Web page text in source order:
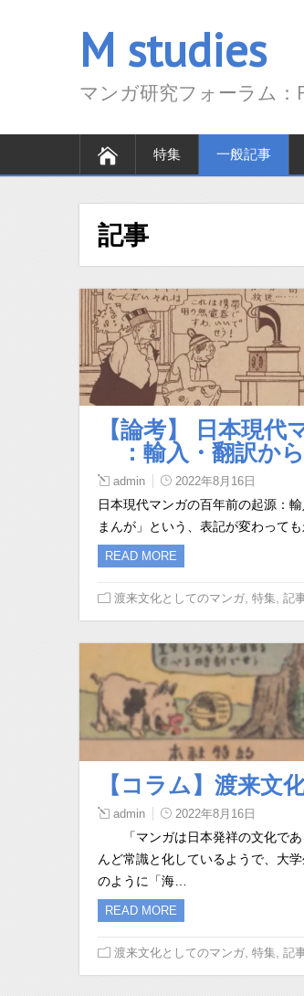
M studies
マンガ研究フォーラム：
特集 一般記事
記事
【論考】 日本現
：輸入・翻訳か
admin 2022年8月16日
日本現代マンガの百年前の起源：
まんが」という、表記が変わって
READ MORE
渡来文化としてのマンガ 特集 記
【コラム】渡来文
admin 2022年8月16日
「マンガは日本発祥の文化であ
んど常識と化しているようで、大
のように「海…
READ MORE
渡来文化としてのマンガ, 特集, 記